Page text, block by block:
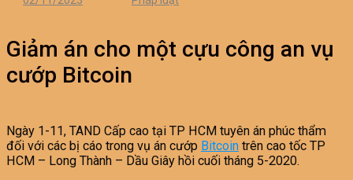
Giảm án cho một cựu công an vụ
cướp Bitcoin
Ngày 1-11, TAND Cấp cao tại TP HCM tuyên án phúc thẩm
đối với các bị cáo trong vụ án cướp Bitcoin trên cao tốc TP
HCM – Long Thành – Dầu Giây hồi cuối tháng 5-2020.